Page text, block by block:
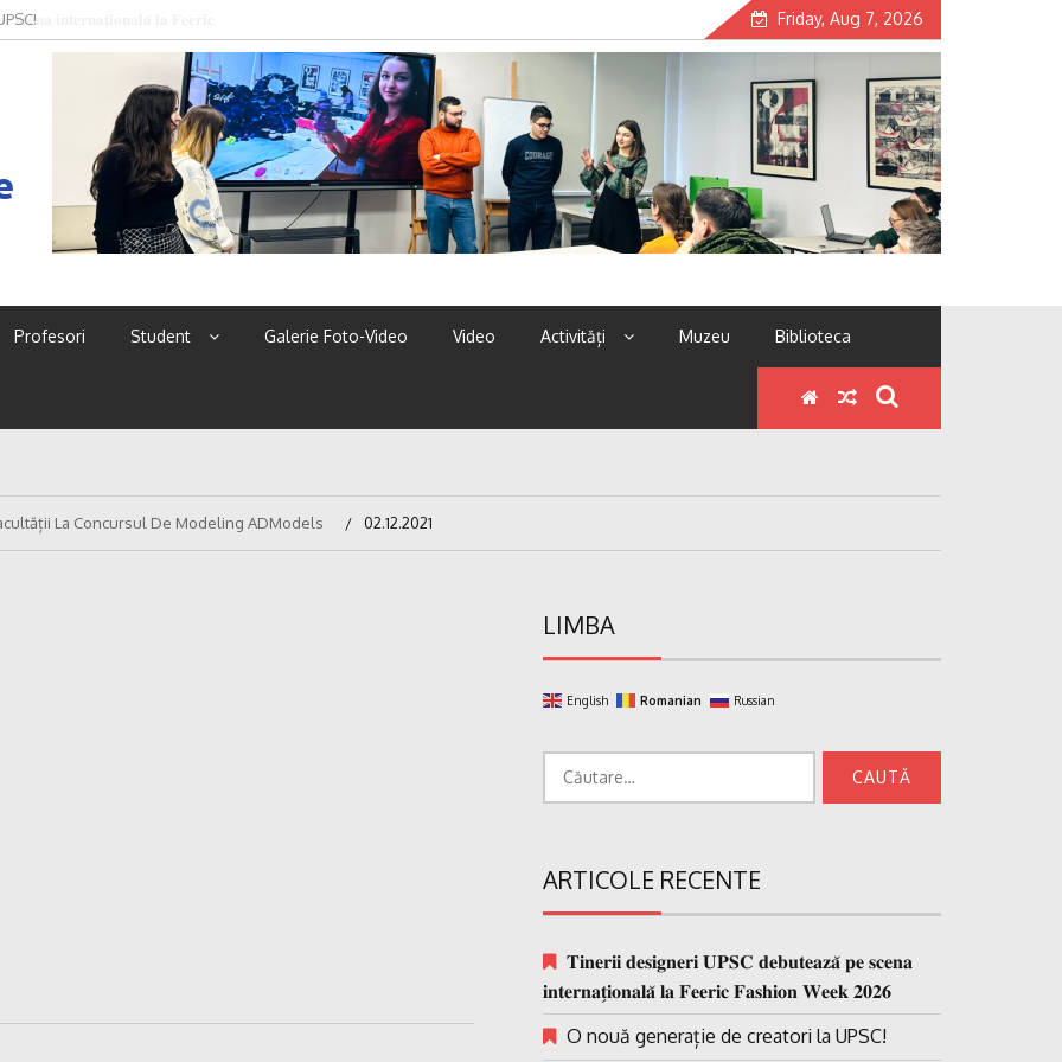
Friday, Aug 7, 2026
Profesori Student Galerie Foto-Video Video Activități Muzeu Biblioteca
La Concursul De Modeling ADModels 02.12.2021
LIMBA
English Romanian Russian
ARTICOLE RECENTE
𝐓𝐢𝐧𝐞𝐫𝐢𝐢 𝐝𝐞𝐬𝐢𝐠𝐧𝐞𝐫𝐢 𝐔𝐏𝐒𝐂 𝐝𝐞𝐛𝐮𝐭𝐞𝐚𝐳𝐚̆ 𝐩𝐞 𝐬𝐜𝐞𝐧𝐚
𝐢𝐧𝐭𝐞𝐫𝐧𝐚𝐭̗𝐢𝐨𝐧𝐚𝐥𝐚̆ 𝐥𝐚 𝐅𝐞𝐞𝐫𝐢𝐜 𝐅𝐚𝐬𝐡𝐢𝐨𝐧 𝐖𝐞𝐞𝐤 𝟐𝟎𝟐𝟔
O nouă generație de creatori la UPSC!